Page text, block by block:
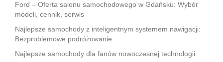
Ford – Oferta salonu samochodowego w Gdańsku: Wybór
modeli, cennik, serwis
Najlepsze samochody z inteligentnym systemem nawigacji:
Bezproblemowe podróżowanie
Najlepsze samochody dla fanów nowoczesnej technologii